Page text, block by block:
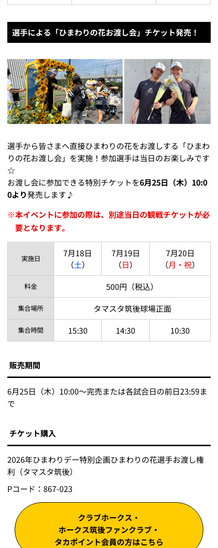
選手による「ひまわりの花お渡し会」チケット発売！
選手から皆さまへ直接ひまわりの花をお渡しする「ひまわ
りの花お渡し会」を実施！参加選手は当日のお楽しみです
☆
お渡し会に参加できる特別チケットを6月25日（木）10:0
0より発売します♪
※本イベントに参加の際は、別途当日の観戦チケットが必
要となります。
実施日
7月18日
（土）
7月19日
（日）
7月20日
（月・祝）
料金 500円（税込）
集合場所 タマスタ筑後球場正面
集合時間 15:30 14:30 10:30
販売期間
6月25日（木）10:00～完売または各試合日の前日23:59ま
で
チケット購入
2026年ひまわりデー特別企画ひまわりの花選手お渡し権
利（タマスタ筑後）
Pコード：867-023
クラブホークス・
ホークス筑後ファンクラブ・
タカポイント会員の方はこちら